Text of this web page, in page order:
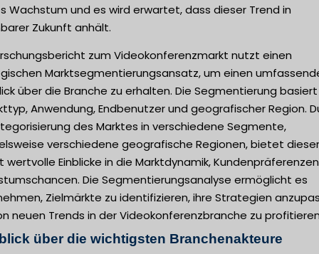
Wachstum und es wird erwartet, dass dieser Trend in
Zukunft anhält.
zum Videokonferenzmarkt nutzt einen
Marktsegmentierungsansatz, um einen
über die Branche zu erhalten. Die Segmentierung
Anwendung, Endbenutzer und geografischer Region.
des Marktes in verschiedene Segmente,
verschiedene geografische Regionen, bietet dieser
wertvolle Einblicke in die Marktdynamik,
Die Segmentierungsanalyse ermöglicht es
Zielmärkte zu identifizieren, ihre Strategien
neuen Trends in der Videokonferenzbranche zu
über die wichtigsten Branchenakteure